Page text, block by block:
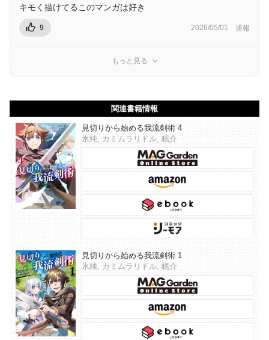
キモく描けてるこのマンガは好き
9 2026/05/01 通報
もっと見る
関連書籍情報
見切りから始める我流剣術 4
氷純, カミムラリドル, 眠介
見切りから始める我流剣術 1
氷純, カミムラリドル, 眠介